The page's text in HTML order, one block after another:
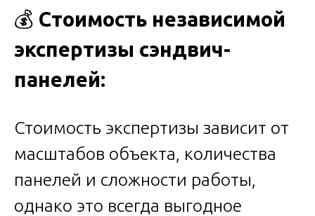
💰 Стоимость независимой
экспертизы сэндвич-
панелей:
Стоимость экспертизы зависит от
масштабов объекта, количества
панелей и сложности работы,
однако это всегда выгодное